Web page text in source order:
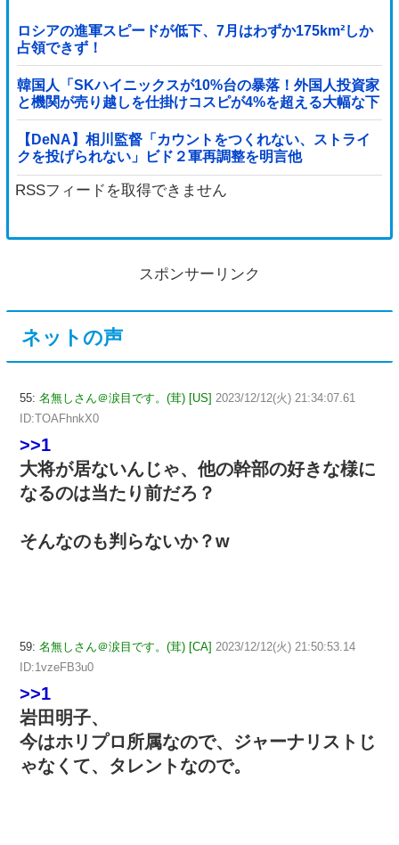
ロシアの進軍スピードが低下、7月はわずか175km²しか
占領できず！
韓国人「SKハイニックスが10%台の暴落！外国人投資家
と機関が売り越しを仕掛けコスピが4%を超える大幅な下
落‥」
【DeNA】相川監督「カウントをつくれない、ストライ
クを投げられない」ビド２軍再調整を明言他
RSSフィードを取得できません
スポンサーリンク
ネットの声
55: 名無しさん＠涙目です。(茸) [US] 2023/12/12(火) 21:34:07.61
ID:TOAFhnkX0
>>1
大将が居ないんじゃ、他の幹部の好きな様に
なるのは当たり前だろ？
そんなのも判らないか？w
59: 名無しさん＠涙目です。(茸) [CA] 2023/12/12(火) 21:50:53.14
ID:1vzeFB3u0
>>1
岩田明子、
今はホリプロ所属なので、ジャーナリストじ
ゃなくて、タレントなので。